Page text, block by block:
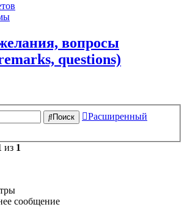
вопросы
questions)
Поиск
Расширенный
из 1
сообщение